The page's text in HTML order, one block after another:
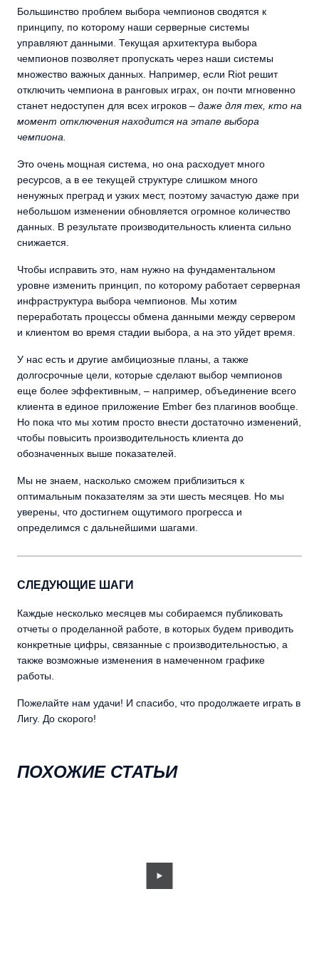
Большинство проблем выбора чемпионов сводятся к
принципу, по которому наши серверные системы
управляют данными. Текущая архитектура выбора
чемпионов позволяет пропускать через наши системы
множество важных данных. Например, если Riot решит
отключить чемпиона в ранговых играх, он почти мгновенно
станет недоступен для всех игроков – даже для тех, кто на
момент отключения находится на этапе выбора
чемпиона.
Это очень мощная система, но она расходует много
ресурсов, а в ее текущей структуре слишком много
ненужных преград и узких мест, поэтому зачастую даже при
небольшом изменении обновляется огромное количество
данных. В результате производительность клиента сильно
снижается.
Чтобы исправить это, нам нужно на фундаментальном
уровне изменить принцип, по которому работает серверная
инфраструктура выбора чемпионов. Мы хотим
переработать процессы обмена данными между сервером
и клиентом во время стадии выбора, а на это уйдет время.
У нас есть и другие амбициозные планы, а также
долгосрочные цели, которые сделают выбор чемпионов
еще более эффективным, – например, объединение всего
клиента в единое приложение Ember без плагинов вообще.
Но пока что мы хотим просто внести достаточно изменений,
чтобы повысить производительность клиента до
обозначенных выше показателей.
Мы не знаем, насколько сможем приблизиться к
оптимальным показателям за эти шесть месяцев. Но мы
уверены, что достигнем ощутимого прогресса и
определимся с дальнейшими шагами.
СЛЕДУЮЩИЕ ШАГИ
Каждые несколько месяцев мы собираемся публиковать
отчеты о проделанной работе, в которых будем приводить
конкретные цифры, связанные с производительностью, а
также возможные изменения в намеченном графике
работы.
Пожелайте нам удачи! И спасибо, что продолжаете играть в
Лигу. До скорого!
ПОХОЖИЕ СТАТЬИ